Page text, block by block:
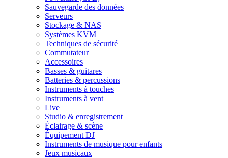
Sauvegarde des données
Serveurs
Stockage & NAS
Systèmes KVM
Techniques de sécurité
Commutateur
Accessoires
Basses & guitares
Batteries & percussions
Instruments à touches
Instruments à vent
Live
Studio & enregistrement
Éclairage & scène
Équipement DJ
Instruments de musique pour enfants
Jeux musicaux